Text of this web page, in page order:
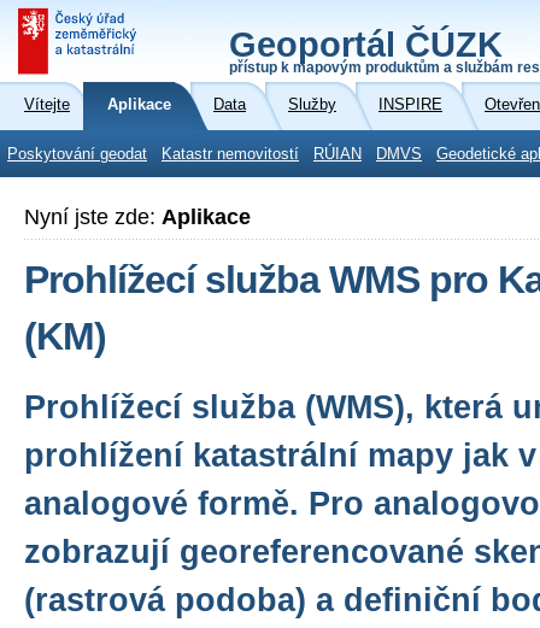
Geoportál ČÚZK
přístup k mapovým produktům a službám
Vítejte Aplikace Data Služby INSPIRE
Poskytování geodat Katastr nemovitostí RÚIAN DMVS Geodetické
Nyní jste zde: Aplikace
Prohlížecí služba WMS pro
(KM)
Prohlížecí služba (WMS), která
prohlížení katastrální mapy jak
analogové formě. Pro
zobrazují georeferencované
(rastrová podoba) a definiční